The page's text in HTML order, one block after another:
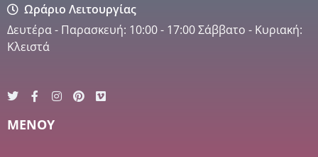
Ωράριο Λειτουργίας
Δευτέρα - Παρασκευή: 10:00 - 17:00 Σάββατο - Κυριακή:
Κλειστά
MENOY